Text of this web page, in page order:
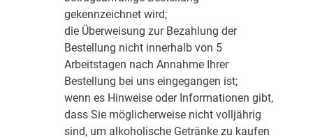
gekennzeichnet wird;
die Überweisung zur Bezahlung der
Bestellung nicht innerhalb von 5
Arbeitstagen nach Annahme Ihrer
Bestellung bei uns eingegangen ist;
wenn es Hinweise oder Informationen gibt,
dass Sie möglicherweise nicht volljährig
sind, um alkoholische Getränke zu kaufen